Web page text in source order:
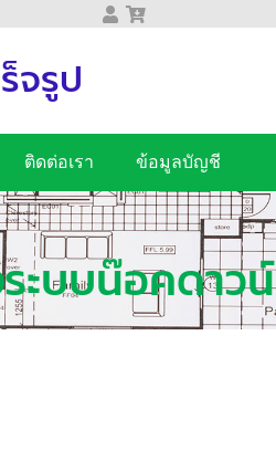
จรูป
ติดต่อเรา ข้อมูลบัญชี
ะบบน๊อคดาวน์